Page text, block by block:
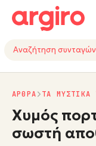
ΑΡΘΡΑ ΤΑ ΜΥΣΤΙΚΑ
Χυμός
σωστή